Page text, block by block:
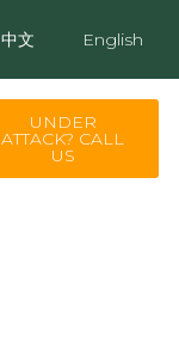
中文 English
UNDER
ATTACK? CALL
US